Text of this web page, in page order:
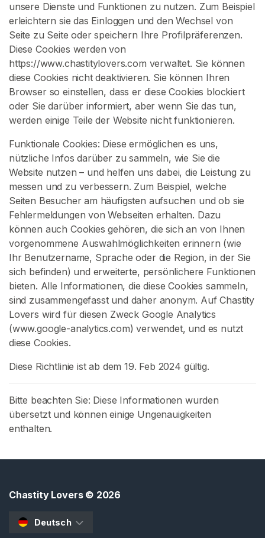
unsere Dienste und Funktionen zu nutzen. Zum Beispiel
erleichtern sie das Einloggen und den Wechsel von
Seite zu Seite oder speichern Ihre Profilpräferenzen.
Diese Cookies werden von
https://www.chastitylovers.com verwaltet. Sie können
diese Cookies nicht deaktivieren. Sie können Ihren
Browser so einstellen, dass er diese Cookies blockiert
oder Sie darüber informiert, aber wenn Sie das tun,
werden einige Teile der Website nicht funktionieren.
Funktionale Cookies: Diese ermöglichen es uns,
nützliche Infos darüber zu sammeln, wie Sie die
Website nutzen – und helfen uns dabei, die Leistung zu
messen und zu verbessern. Zum Beispiel, welche
Seiten Besucher am häufigsten aufsuchen und ob sie
Fehlermeldungen von Webseiten erhalten. Dazu
können auch Cookies gehören, die sich an von Ihnen
vorgenommene Auswahlmöglichkeiten erinnern (wie
Ihr Benutzername, Sprache oder die Region, in der Sie
sich befinden) und erweiterte, persönlichere Funktionen
bieten. Alle Informationen, die diese Cookies sammeln,
sind zusammengefasst und daher anonym. Auf Chastity
Lovers wird für diesen Zweck Google Analytics
(www.google-analytics.com) verwendet, und es nutzt
diese Cookies.
Diese Richtlinie ist ab dem 19. Feb 2024 gültig.
Bitte beachten Sie: Diese Informationen wurden
übersetzt und können einige Ungenauigkeiten
enthalten.
Chastity Lovers© 2026
Deutsch
K
e
u
s
c
h
h
e
t
s
k
ä
f
i
g
K
e
u
s
c
h
h
i
s
g
ü
i